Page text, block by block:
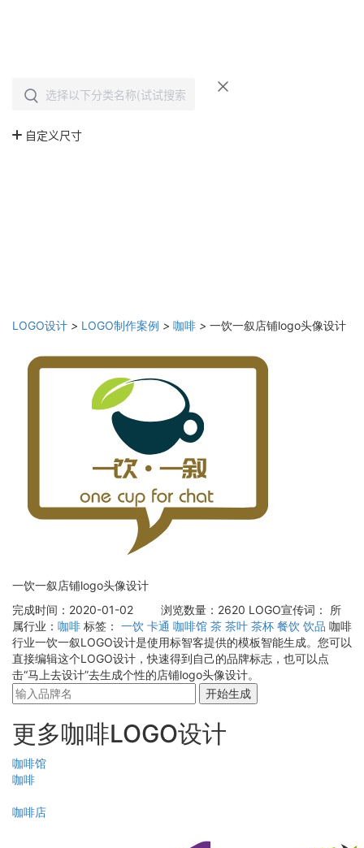
LOGO设计 > LOGO制作案例 > 咖啡 > 一饮一叙店铺logo头像设计
一饮一叙店铺logo头像设计
完成时间：2020-01-02
浏览数量：2620 LOGO宣传词：
所
属行业： 咖啡 标签： 一饮 卡通 咖啡馆 茶 茶叶 茶杯 餐饮 饮品 咖啡
行业一饮一叙LOGO设计是使用标智客提供的模板智能生成。您可以
直接编辑这个LOGO设计，快速得到自己的品牌标志，也可以点
击“马上去设计”去生成个性的店铺logo头像设计。
开始生成
更多咖啡LOGO设计
咖啡馆
咖啡
咖啡店